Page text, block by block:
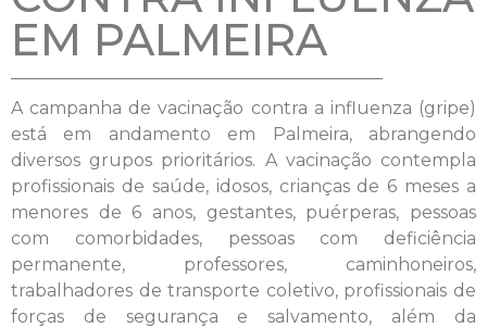
EM PALMEIRA
A campanha de vacinação contra a influenza (gripe)
está em andamento em Palmeira, abrangendo
diversos grupos prioritários. A vacinação contempla
profissionais de saúde, idosos, crianças de 6 meses a
menores de 6 anos, gestantes, puérperas, pessoas
com comorbidades, pessoas com deficiência
permanente, professores, caminhoneiros,
trabalhadores de transporte coletivo, profissionais de
forças de segurança e salvamento, além da